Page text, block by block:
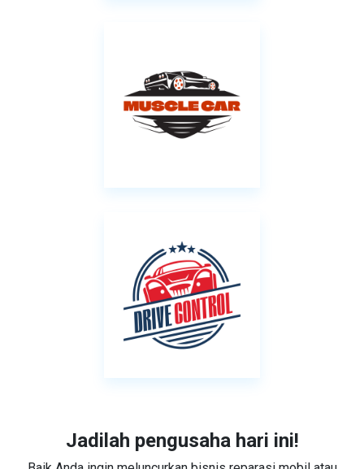
Jadilah pengusaha hari ini!